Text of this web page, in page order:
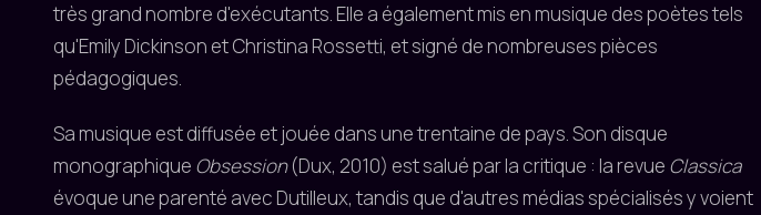
très grand nombre d'exécutants. Elle a également mis en musique des poètes tels
qu'Emily Dickinson et Christina Rossetti, et signé de nombreuses pièces
pédagogiques.
Sa musique est diffusée et jouée dans une trentaine de pays. Son disque
monographique Obsession(Dux, 2010) est salué par la critique : la revue Classica
évoque une parenté avec Dutilleux, tandis que d'autres médias spécialisés y voient